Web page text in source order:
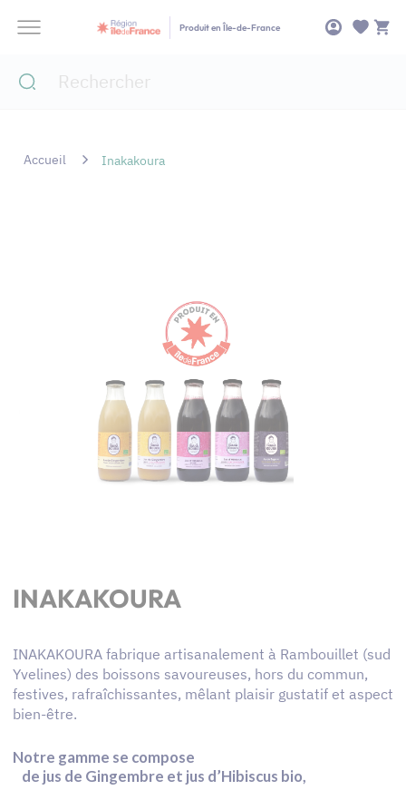
Produit en Île-de-France
Accueil Inakakoura
INAKAKOURA
INAKAKOURA fabrique artisanalement à Rambouillet (sud
Yvelines) des boissons savoureuses, hors du commun,
festives, rafraîchissantes, mêlant plaisir gustatif et aspect
bien-être.
Notre gamme se compose
de jus de Gingembre et jus d’Hibiscus bio,